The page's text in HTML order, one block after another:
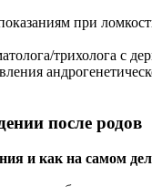
при
трихолога с
после родов
и как на самом